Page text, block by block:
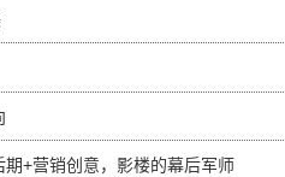
+营销创意，影楼的幕后军师